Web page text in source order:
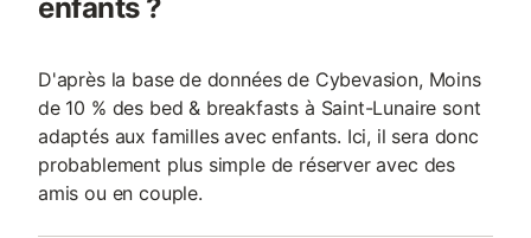
enfants ?
D'après la base de données de Cybevasion, Moins
de 10 % des bed & breakfasts à Saint-Lunaire sont
adaptés aux familles avec enfants. Ici, il sera donc
probablement plus simple de réserver avec des
amis ou en couple.